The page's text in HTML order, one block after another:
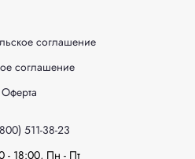
соглашение
соглашение
Оферта
511-38-23
- 18:00, Пн - Пт